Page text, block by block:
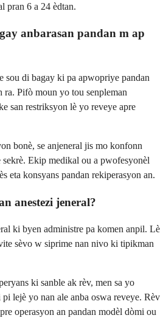
pran 6 a 24 èdtan.
anbarasan pandan m ap
sou di bagay ki pa apwopriye pandan
ra. Pifò moun yo tou senpleman
san restriksyon lè yo reveye apre
bonè, se anjeneral jis mo konfonn
sekrè. Ekip medikal ou a pwofesyonèl
eta konsyans pandan rekiperasyon an.
anestezi jeneral?
ki byen administre pa komen anpil. Lè
sèvo w siprime nan nivo ki tipikman
ki sanble ak rèv, men sa yo
lejè yo nan ale anba oswa reveye. Rèv
operasyon an pandan modèl dòmi ou